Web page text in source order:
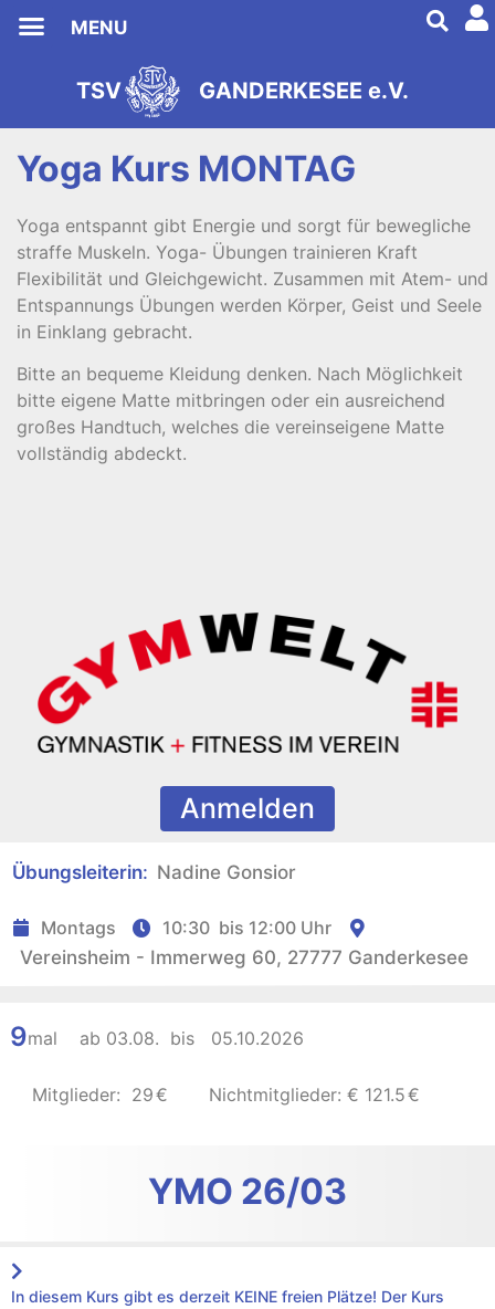
MENU
TSV
seit1892
GANDERKESEE e.V.
Yoga Kurs MONTAG
Yoga entspannt gibt Energie und sorgt für bewegliche
straffe Muskeln. Yoga- Übungen trainieren Kraft
Flexibilität und Gleichgewicht. Zusammen mit Atem- und
Entspannungs Übungen werden Körper, Geist und Seele
in Einklang gebracht.
Bitte an bequeme Kleidung denken. Nach Möglichkeit
bitte eigene Matte mitbringen oder ein ausreichend
großes Handtuch, welches die vereinseigene Matte
vollständig abdeckt.
Anmelden
Übungsleiterin: Nadine Gonsior
Montags 10:30 bis 12:00 Uhr
Vereinsheim - Immerweg 60, 27777 Ganderkesee
9mal ab 03.08. bis 05.10.2026
Mitglieder: 29€ Nichtmitglieder: € 121.5€
YMO 26/03
In diesem Kurs gibt es derzeit KEINE freien Plätze! Der Kurs